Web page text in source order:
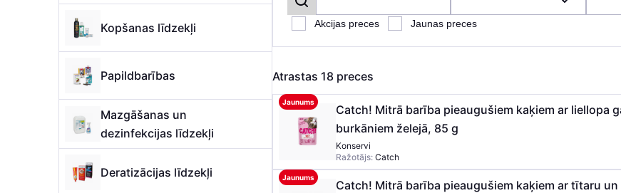
Kopšanas līdzekļi
Papildbarības
Mazgāšanas un
dezinfekcijas līdzekļi
Deratizācijas līdzekļi
Akcijas preces Jaunas preces
Atrastas 18preces
Jaunums
Catch! Mitrā barība pieaugušiem kaķiem ar liellopa
burkāniem želejā, 85 g
Konservi
Ražotājs: Catch
Jaunums
Catch! Mitrā barība pieaugušiem kaķiem ar tītaru